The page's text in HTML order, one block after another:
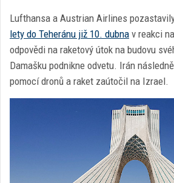
Lufthansa a Austrian Airlines
lety do Teheránu již 10. dubna v reakci
odpovědi na raketový útok na budovu
Damašku podnikne odvetu. Irán
pomocí dronů a raket zaútočil na Izrael.